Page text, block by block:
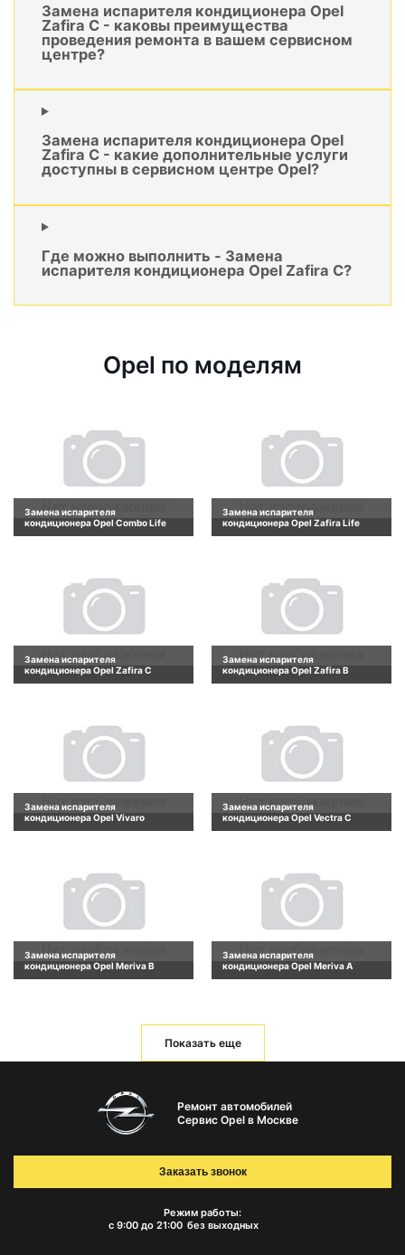
Замена испарителя кондиционера Opel
Zafira C - каковы преимущества
проведения ремонта в вашем сервисном
центре?
Замена испарителя кондиционера Opel
Zafira C - какие дополнительные услуги
доступны в сервисном центре Opel?
Где можно выполнить - Замена
испарителя кондиционера Opel Zafira C?
Opel по моделям
Замена испарителя
кондиционера Opel Combo Life
Замена испарителя
кондиционера Opel Zafira Life
Замена испарителя
кондиционера Opel Zafira C
Замена испарителя
кондиционера Opel Zafira B
Замена испарителя
кондиционера Opel Vivaro
Замена испарителя
кондиционера Opel Vectra C
Замена испарителя
кондиционера Opel Meriva B
Замена испарителя
кондиционера Opel Meriva A
Показать еще
Ремонт автомобилей
Сервис Opel в Москве
Режим работы:
с 9:00 до 21:00 без выходных
Заказать звонок